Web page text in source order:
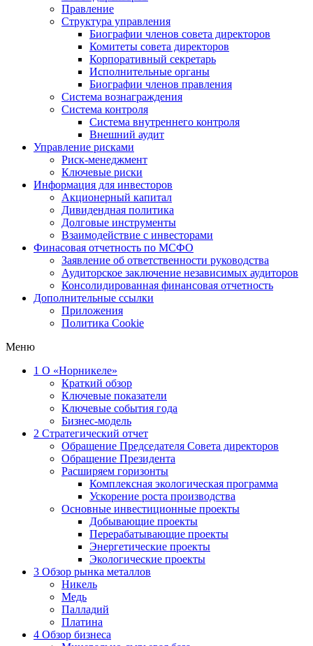
Правление
Структура управления
Биографии членов совета директоров
Комитеты совета директоров
Корпоративный секретарь
Исполнительные органы
Биографии членов правления
Система вознаграждения
Система контроля
Система внутреннего контроля
Внешний аудит
Управление рисками
Риск-менеджмент
Ключевые риски
Информация для инвесторов
Акционерный капитал
Дивидендная политика
Долговые инструменты
Взаимодействие с инвеcторами
Финасовая отчетность по МСФО
Заявление об ответственности руководства
Аудиторское заключение независимых аудиторов
Консолидированная финансовая отчетность
Дополнительные ссылки
Приложения
Политика Cookie
Меню
1 О «Норникеле»
Краткий обзор
Ключевые показатели
Ключевые события года
Бизнес-модель
2 Стратегический отчет
Обращение Председателя Совета директоров
Обращение Президента
Расширяем горизонты
Комплексная экологическая программа
Ускорение роста производства
Основные инвестиционные проекты
Добывающие проекты
Перерабатывающие проекты
Энергетические проекты
Экологические проекты
3 Обзор рынка металлов
Никель
Медь
Палладий
Платина
4 Обзор бизнеса